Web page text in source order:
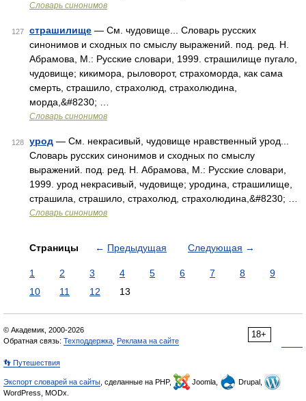
Словарь синонимов
127 страшилище — См. чудовище... Словарь русских
синонимов и сходных по смыслу выражений. под. ред. Н.
Абрамова, М.: Русские словари, 1999. страшилище пугало,
чудовище; кикимора, рыловорот, страхоморда, как сама
смерть, страшило, страхолюд, страхолюдина,
морда,&#8230; …
Словарь синонимов
128 урод — См. некрасивый, чудовище нравственный урод...
Словарь русских синонимов и сходных по смыслу
выражений. под. ред. Н. Абрамова, М.: Русские словари,
1999. урод некрасивый, чудовище; уродина, страшилище,
страшила, страшило, страхолюд, страхолюдина,&#8230; …
Словарь синонимов
Страницы ← Предыдущая Следующая →
1 2 3 4 5 6 7 8
9
10
11 12 13
18+
© Академик, 2000-2026
Обратная связь: Техподдержка Реклама на сайте
👣 Путешествия
Экспорт словарей на сайты , сделанные на PHP, Joomla,
Drupal,
WordPress, MODx.